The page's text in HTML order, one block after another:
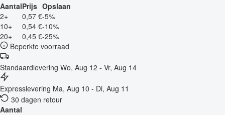
AantalPrijs Opslaan
2+
0,57 €-5%
10+
0,54 €-10%
20+
0,45 €-25%
Beperkte voorraad
Standaardlevering Wo, Aug 12 - Vr, Aug 14
Expresslevering Ma, Aug 10 - Di, Aug 11
30 dagen retour
Aantal